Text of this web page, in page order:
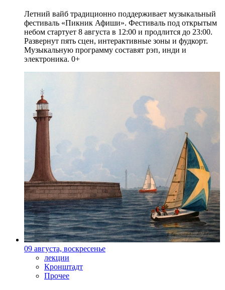
Летний вайб традиционно поддерживает музыкальный
фестиваль «Пикник Афиши». Фестиваль под открытым
небом стартует 8 августа в 12:00 и продлится до 23:00.
Развернут пять сцен, интерактивные зоны и фудкорт.
Музыкальную программу составят рэп, инди и
электроника. 0+
09 августа, воскресенье
лекции
Кронштадт
Прочее